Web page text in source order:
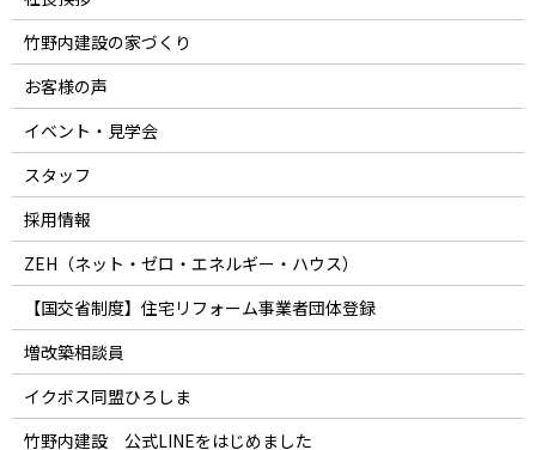
竹野内建設の家づくり
お客様の声
イベント・見学会
スタッフ
採用情報
ZEH（ネット・ゼロ・エネルギー・ハウス）
【国交省制度】住宅リフォーム事業者団体登録
増改築相談員
イクボス同盟ひろしま
竹野内建設 公式LINEをはじめました